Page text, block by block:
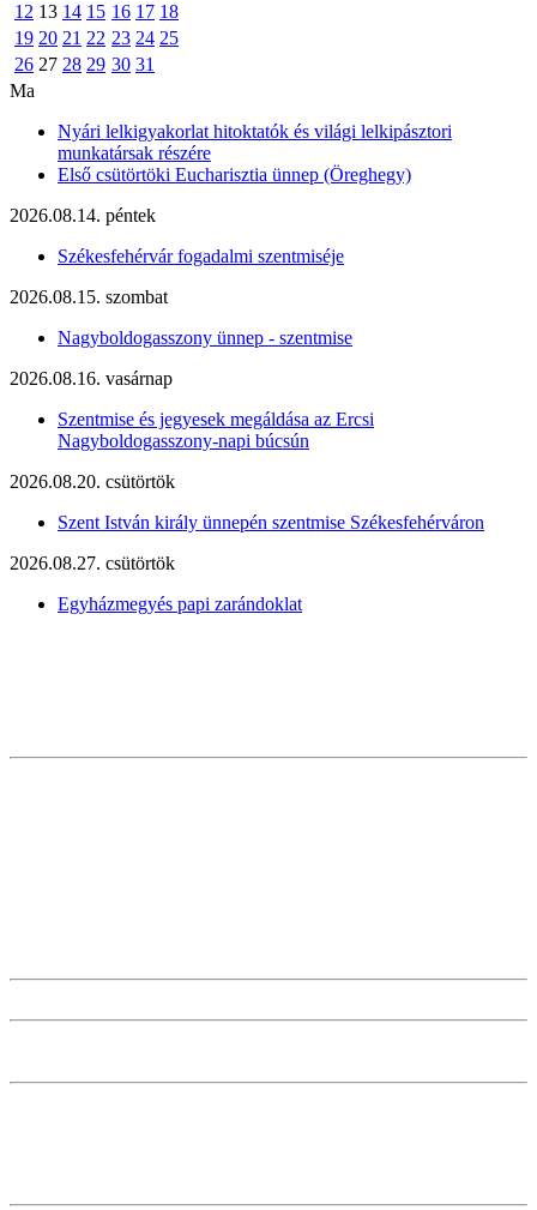
12 13 14 15 16 17 18
19 20 21 22 23 24 25
26 27 28 29 30 31
Ma
Nyári lelkigyakorlat hitoktatók és világi lelkipásztori
munkatársak részére
Első csütörtöki Eucharisztia ünnep (Öreghegy)
2026.08.14. péntek
Székesfehérvár fogadalmi szentmiséje
2026.08.15. szombat
Nagyboldogasszony ünnep - szentmise
2026.08.16. vasárnap
Szentmise és jegyesek megáldása az Ercsi
Nagyboldogasszony-napi búcsún
2026.08.20. csütörtök
Szent István király ünnepén szentmise Székesfehérváron
2026.08.27. csütörtök
Egyházmegyés papi zarándoklat